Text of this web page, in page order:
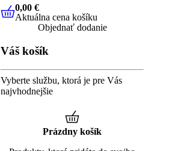
0,00 €Aktuálna cena košíku
0,00 €
Aktuálna cena košíku
Objednať dodanie
Váš košík
Vyberte službu, ktorá je pre Vás
najvhodnejšie
Prázdny košík